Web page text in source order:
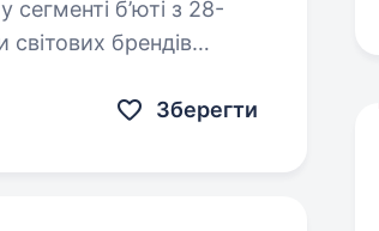
б’юті з 28-
брендів
Зберегти